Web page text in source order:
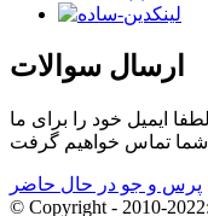
ارسال سوالات
ایمیل خود را برای ما
پرس و جو در حال حاضر